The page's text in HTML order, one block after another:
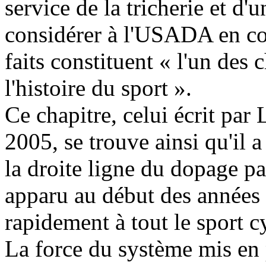
service de la tricherie et
considérer à l'USADA en
faits constituent « l'un des
l'histoire du sport ».
Ce chapitre, celui écrit par
2005, se trouve ainsi qu'il
la droite ligne du dopage
apparu au début des
rapidement à tout le sport
La force du système mis